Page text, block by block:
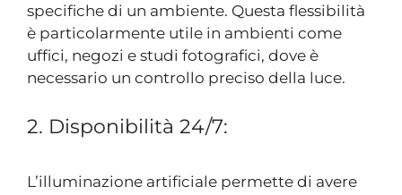
specifiche di un ambiente. Questa flessibilità
è particolarmente utile in ambienti come
uffici, negozi e studi fotografici, dove è
necessario un controllo preciso della luce.
2. Disponibilità 24/7:
L’illuminazione artificiale permette di avere